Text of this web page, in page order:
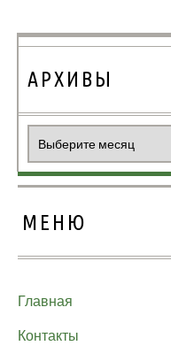
АРХИВЫ
МЕНЮ
Главная
Контакты